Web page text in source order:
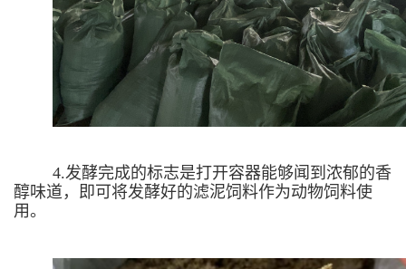
4.发酵完成的标志是打开容器能够闻到浓郁的香
醇味道，即可将发酵好的滤泥饲料作为动物饲料使
用。